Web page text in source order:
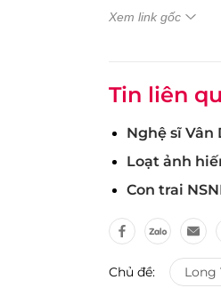
Xem link gốc
Tin liên
Nghệ sĩ
Loạt ảnh
Con trai
Chủ đề: Long